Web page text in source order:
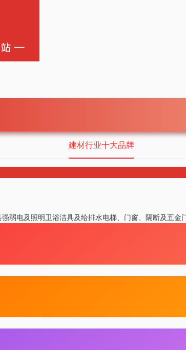
建材行业十大品牌
强弱电及照明卫浴洁具及给排水电梯、门窗、隔断及五金